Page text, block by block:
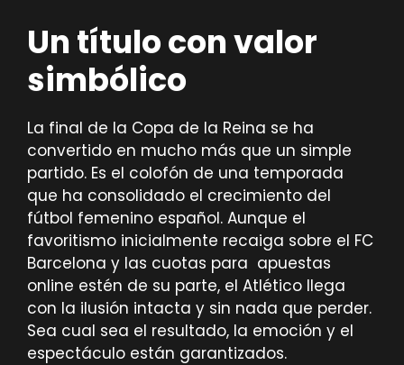
Un título con valor
simbólico
La final de la Copa de la Reina se ha
convertido en mucho más que un simple
partido. Es el colofón de una temporada
que ha consolidado el crecimiento del
fútbol femenino español. Aunque el
favoritismo inicialmente recaiga sobre el FC
Barcelona y las cuotas para apuestas
online estén de su parte, el Atlético llega
con la ilusión intacta y sin nada que perder.
Sea cual sea el resultado, la emoción y el
espectáculo están garantizados.